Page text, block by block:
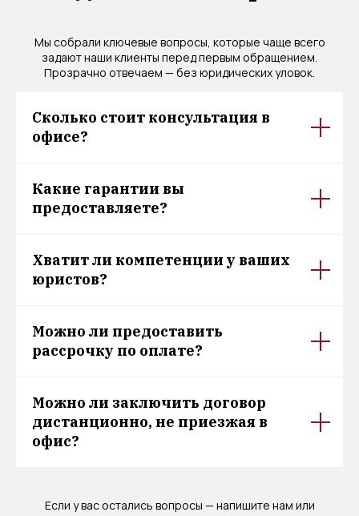
Мы собрали ключевые вопросы, которые чаще всего
задают наши клиенты перед первым обращением.
Прозрачно отвечаем — без юридических уловок.
Сколько стоит консультация в
офисе?
Какие гарантии вы
предоставляете?
Хватит ли компетенции у ваших
юристов?
Можно ли предоставить
рассрочку по оплате?
Можно ли заключить договор
дистанционно, не приезжая в
офис?
Если у вас остались вопросы — напишите нам или